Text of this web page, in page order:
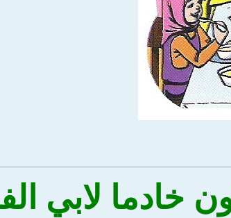
خادما لابي